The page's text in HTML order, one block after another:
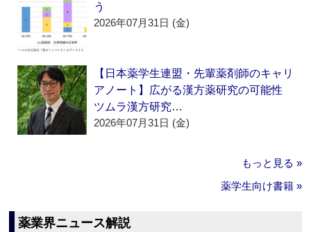
う
2026年07月31日 (金)
【日本薬学生連盟・先輩薬剤師のキャリ
アノート】広がる漢方薬研究の可能性
ツムラ漢方研究…
2026年07月31日 (金)
もっと見る »
薬学生向け書籍 »
薬業界ニュース解説